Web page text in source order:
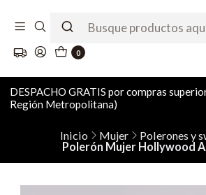
0
DESPACHO GRATIS por compras
Región Metropolitana)
Inicio Mujer
Polerones y
Polerón Mujer Hollywood